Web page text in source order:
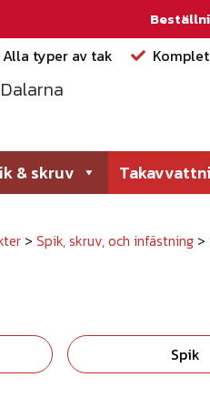
Alla typer av tak
& skruv
> Spik, skruv, och infästning >
Spik